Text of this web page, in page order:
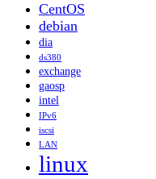
CentOS
debian
dia
ds380
exchange
gaosp
intel
IPv6
iscsi
LAN
linux